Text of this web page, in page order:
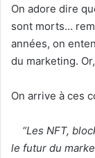
On adore dire
sont morts…
années, on
du marketing.
On arrive à ces
“Les NFT,
le futur du